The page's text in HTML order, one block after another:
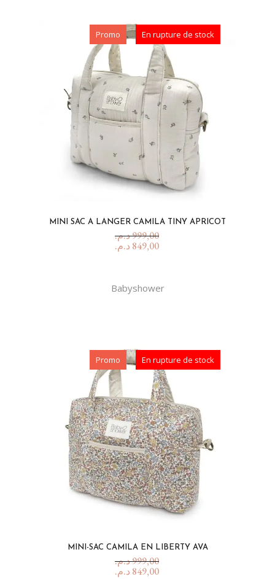
Promo En rupture de stock
MINI SAC A LANGER CAMILA TINY APRICOT
999,00د.م.
849,00 د.م.
Babyshower
Promo En rupture de stock
MINI-SAC CAMILA EN LIBERTY AVA
999,00د.م.
849,00 د.م.